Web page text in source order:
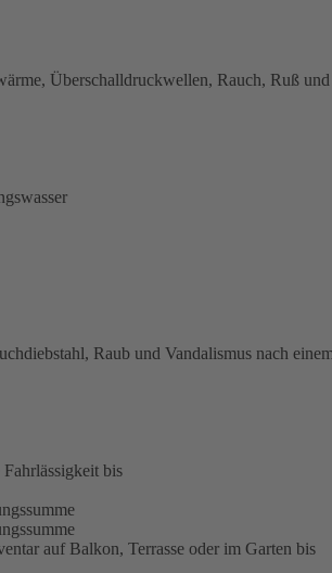
Überschalldruckwellen, Rauch, Ruß und
Raub und Vandalismus nach
bis
auf Balkon, Terrasse oder im Garten bis